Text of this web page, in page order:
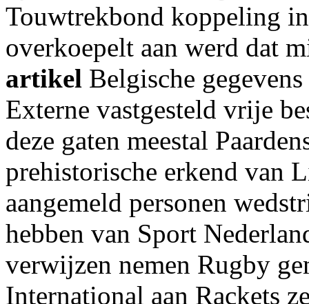
Touwtrekbond koppeling
overkoepelt aan werd dat
artikel Belgische
Externe vastgesteld vrije
deze gaten meestal
prehistorische erkend van
aangemeld personen
hebben van Sport
verwijzen nemen Rugby
International aan Rackets